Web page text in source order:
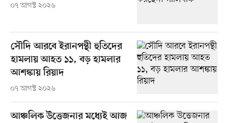
০৭ আগস্ট ২০২৬
সৌদি আরবে ইরানপন্থী হুতিদের
হামলায় আহত ১১, বড় হামলার
আশঙ্কায় রিয়াদ
০৭ আগস্ট ২০২৬
আঞ্চলিক উত্তেজনার মধ্যেই আজ